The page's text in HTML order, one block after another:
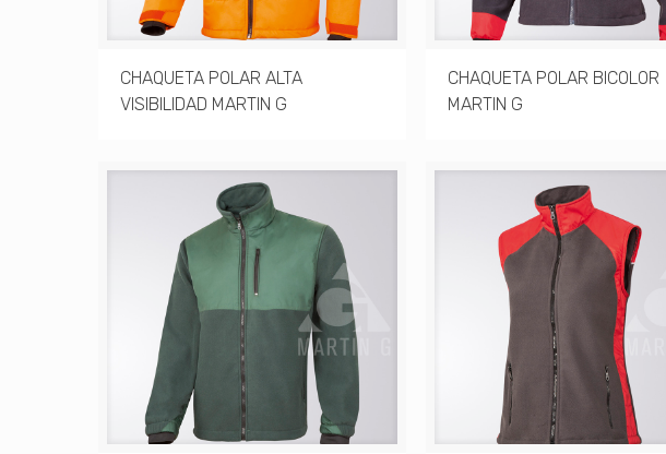
CHAQUETA POLAR ALTA
VISIBILIDAD MARTIN G
CHAQUETA POLAR BICOLOR
MARTIN G